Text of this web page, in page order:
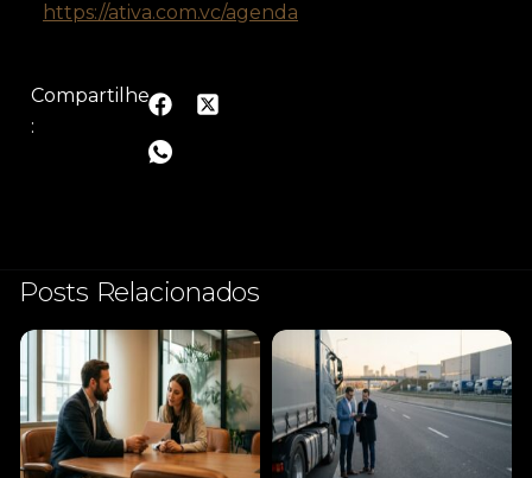
https://ativa.com.vc/agenda
Compartilhe
:
Posts Relacionados